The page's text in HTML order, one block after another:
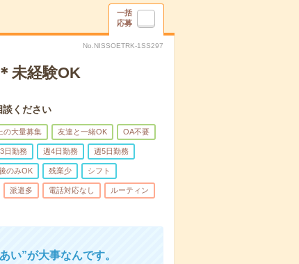
一括
応募
No.NISSOETRK-1SS297
未経験OK
ください
の大量募集 友達と一緒OK OA不要
日勤務 週4日勤務 週5日勤務
のみOK 残業少 シフト
派遣多 電話対応なし ルーティン
い”が大事なんです。